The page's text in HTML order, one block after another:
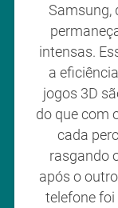
Samsung,
intensas.
a
jogos 3D
do que com
cada
rasgando
após o
telefone